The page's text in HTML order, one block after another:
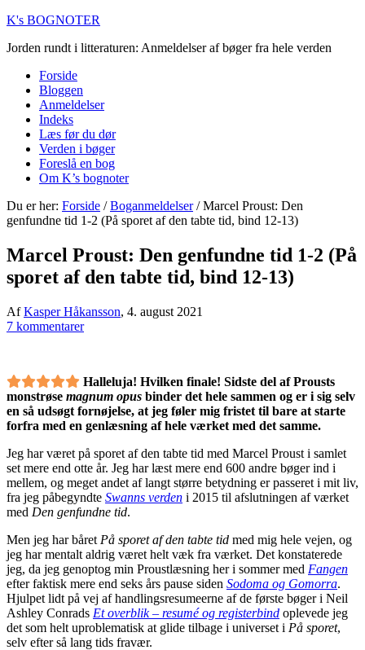
K's BOGNOTER
Jorden rundt i litteraturen: Anmeldelser af bøger fra hele verden
Forside
Bloggen
Anmeldelser
Indeks
Læs før du dør
Verden i bøger
Foreslå en bog
Om K’s bognoter
Du er her: Forside / Boganmeldelser /Marcel Proust: Den
genfundne tid 1-2 (På sporet af den tabte tid, bind 12-13)
Marcel Proust: Den genfundne tid 1-2 (På
sporet af den tabte tid, bind 12-13)
AfKasper Håkansson, 4. august 2021
7 kommentarer
Halleluja! Hvilken finale! Sidste del af Prousts
monstrøse magnum opus binder det hele sammen og er i sig selv
en så udsøgt fornøjelse, at jeg føler mig fristet til bare at starte
forfra med en genlæsning af hele værket med det samme.
Jeg har været på sporet af den tabte tid med Marcel Proust i samlet
set mere end otte år. Jeg har læst mere end 600 andre bøger ind i
mellem, og meget andet af langt større betydning er passeret i mit liv,
fra jeg påbegyndte Swanns verden i 2015 til afslutningen af værket
med Den genfundne tid.
Men jeg har båret På sporet af den tabte tid med mig hele vejen, og
jeg har mentalt aldrig været helt væk fra værket. Det konstaterede
jeg, da jeg genoptog min Proustlæsning her i sommer med Fangen
efter faktisk mere end seks års pause siden Sodoma og Gomorra.
Hjulpet lidt på vej af handlingsresumeerne af de første bøger i Neil
Ashley Conrads Et overblik – resumé og registerbind oplevede jeg
det som helt uproblematisk at glide tilbage i universet i På sporet,
selv efter så lang tids fravær.